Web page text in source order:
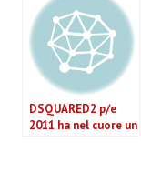
della sfilata.
DSQUARED2 p/e
2011 ha nel cuore un